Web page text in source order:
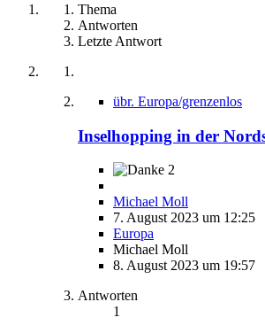
Thema
Antworten
Letzte Antwort
übr. Europa/grenzenlos
Inselhopping in der
2
Michael Moll
7. August 2023 um 12:25
Europa
Michael Moll
8. August 2023 um 19:57
Antworten
1